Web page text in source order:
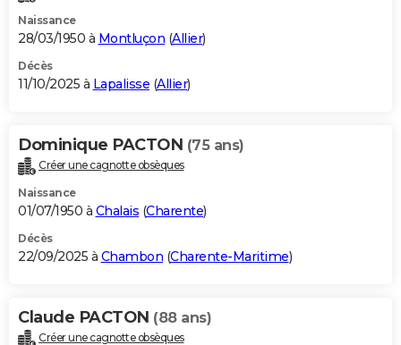
Dictionnaire
Biographies
Citations
Expressions
Proverbes
PROGRAMME TV
S'inscrire
Se connecter
Lycées
Collèges
Primaires
Universités
Entreprises
Service militaire
Avis de recherche
AVIS DE DÉCÈS
Bricolage
Lifestyle
Culture
Sport
Auto
Television
Voyage
Cinema
Naissance
28/03/1950 à Montluçon (Allier)
Décès
11/10/2025 à Lapalisse (Allier)
Dominique PACTON (75 ans)
Créer une cagnotte obsèques
Naissance
01/07/1950 à Chalais (Charente)
Décès
22/09/2025 à Chambon (Charente-Maritime)
Claude PACTON (88 ans)
Créer une cagnotte obsèques